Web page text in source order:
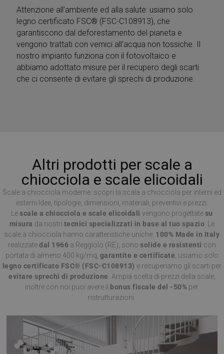
Attenzione all’ambiente ed alla salute: usiamo solo
legno certificato FSC® (FSC-C108913), che
garantiscono dal deforestamento del pianeta e
vengono trattati con vernici all’acqua non tossiche. Il
nostro impianto funziona con il fotovoltaico e
abbiamo adottato misure per il recupero degli scarti
che ci consente di evitare gli sprechi di produzione.
Altri prodotti per scale a
chiocciola e scale elicoidali
Scale a chiocciola moderne: scopri la scala a chiocciola per interni ed
esterni Idee, tipologie, dimensioni, materiali, preventivi e prezzi.
Le scale a chiocciola e scale elicoidali vengono progettate su
misura da nostri tecnici specializzati in base al tuo spazio . Le
scale a chiocciola hanno caratteristiche uniche: 100% Made in Italy
realizzatedal 1966 a Reggiolo (RE), sono solide e resistenti con
portata di almeno 400 kg/mq, garantite e certificate , usiamo solo
legno certificato FSC® (FSC-C108913) e recuperiamo gli scarti per
evitare sprechi di produzione . Ampia scelta di prezzi della scale,
inoltre con noi puoi avere il
bonus fiscale del -50% per
ristrutturazioni.